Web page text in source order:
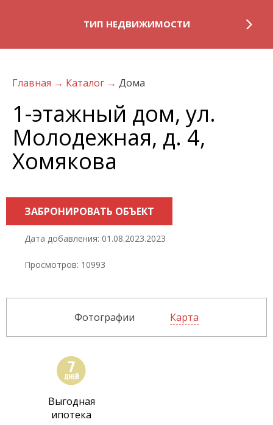
ТИП НЕДВИЖИМОСТИ
Главная → Каталог → Дома
1-этажный дом, ул.
Молодежная, д. 4,
Хомякова
ЗАБРОНИРОВАТЬ ОБЪЕКТ
Дата добавления: 01.08.2023.2023
Просмотров: 10993
Фотографии Карта
Выгодная
ипотека